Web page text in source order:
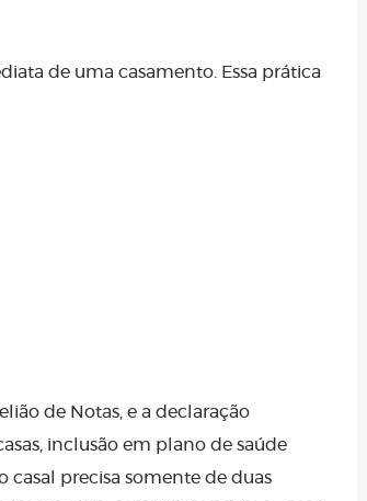
de uma casamento. Essa prática
de Notas, e a declaração
inclusão em plano de saúde
casal precisa somente de duas